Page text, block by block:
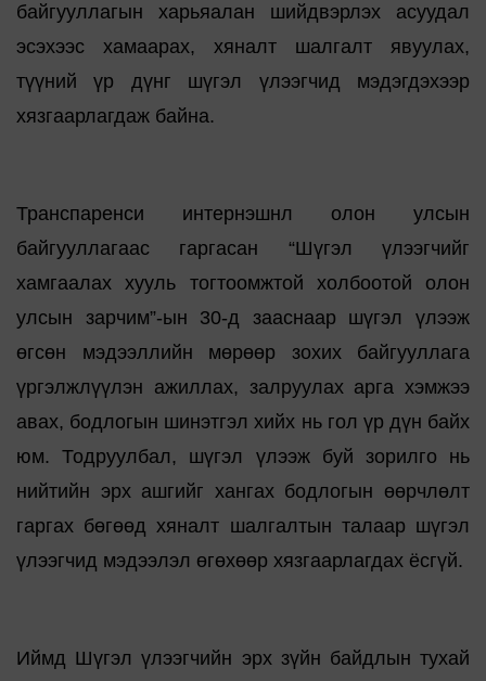
байгууллагын харьяалан шийдвэрлэх асуудал
эсэхээс хамаарах, хяналт шалгалт явуулах,
түүний үр дүнг шүгэл үлээгчид мэдэгдэхээр
хязгаарлагдаж байна.
Транспаренси интернэшнл олон улсын
байгууллагаас гаргасан “Шүгэл үлээгчийг
хамгаалах хууль тогтоомжтой холбоотой олон
улсын зарчим”-ын 30-д зааснаар шүгэл үлээж
өгсөн мэдээллийн мөрөөр зохих байгууллага
үргэлжлүүлэн ажиллах, залруулах арга хэмжээ
авах, бодлогын шинэтгэл хийх нь гол үр дүн байх
юм. Тодруулбал, шүгэл үлээж буй зорилго нь
нийтийн эрх ашгийг хангах бодлогын өөрчлөлт
гаргах бөгөөд хяналт шалгалтын талаар шүгэл
үлээгчид мэдээлэл өгөхөөр хязгаарлагдах ёсгүй.
Иймд Шүгэл үлээгчийн эрх зүйн байдлын тухай